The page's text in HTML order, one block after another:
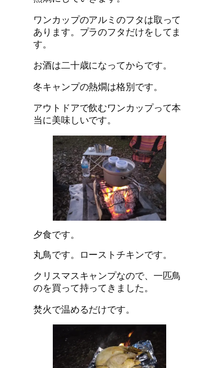
ワンカップのアルミのフタは取って
あります。プラのフタだけをしてま
す。
お酒は二十歳になってからです。
冬キャンプの熱燗は格別です。
アウトドアで飲むワンカップって本
当に美味しいです。
夕食です。
丸鳥です。ローストチキンです。
クリスマスキャンプなので、一匹鳥
のを買って持ってきました。
焚火で温めるだけです。